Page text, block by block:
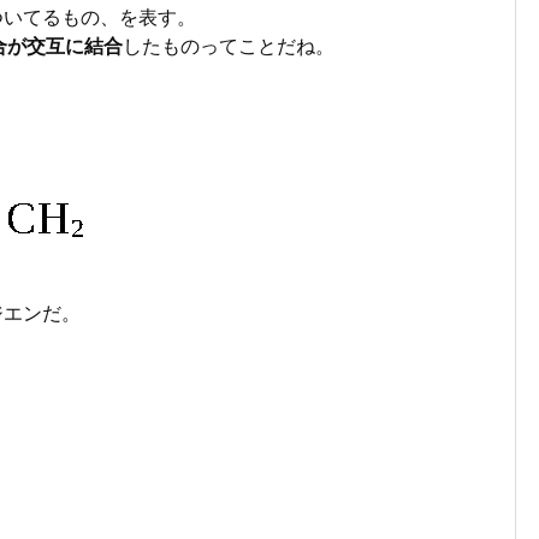
てるもの、を表す。
が交互に結合したものってことだね。
ンだ。